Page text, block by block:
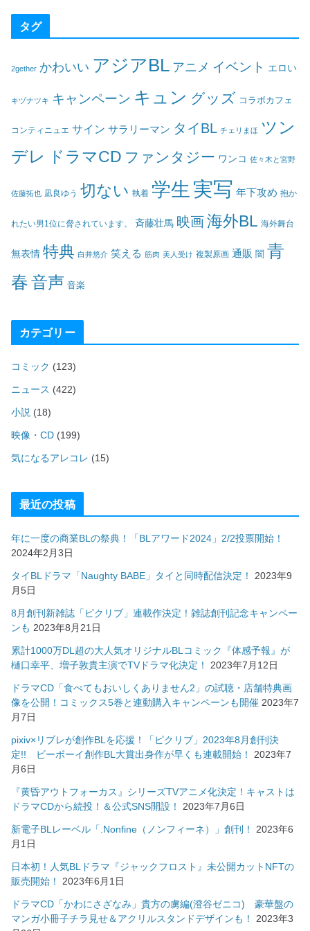
タグ
2gether かわいい アジアBL アニメ イベント エロい
キヅナツキ キャンペーン キュン グッズ コラボカフェ
コンティニュエ サイン サラリーマン タイBL チェリまほ ツン
デレ
ドラマCD ファンタジー ワンコ 佐々木と宮野
佐藤拓也 凪良ゆう 切ない 執着 学生 実写 年下攻め 抱か
れたい男1位に脅されています。 斉藤壮馬 映画海外BL 海外舞台
無表情 特典 白井悠介 笑える 筋肉 美人受け 複製原画 通販 闇 青
春音声 音楽
カテゴリー
コミック (123)
ニュース (422)
小説 (18)
映像・CD (199)
気になるアレコレ (15)
最近の投稿
年に一度の商業BLの祭典！「BLアワード2024」2/2投票開始！
2024年2月3日
タイBLドラマ「Naughty BABE」タイと同時配信決定！
2023年9
月5日
8月創刊新雑誌「ピクリブ」連載作決定！雑誌創刊記念キャンペー
ンも 2023年8月21日
累計1000万DL超の大人気オリジナルBLコミック『体感予報』が
樋口幸平、増子敦貴主演でTVドラマ化決定！
2023年7月12日
ドラマCD「食べてもおいしくありません2」の試聴・店舗特典画
像を公開！コミックス5巻と連動購入キャンペーンも開催 2023年7
月7日
pixiv×リブレが創作BLを応援！「ピクリブ」2023年8月創刊決
定!! ビーボーイ創作BL大賞出身作が早くも連載開始！
2023年7
月6日
『黄昏アウトフォーカス』シリーズTVアニメ化決定！キャストは
ドラマCDから続投！＆公式SNS開設！
2023年7月6日
新電子BLレーベル「.Nonfine（ノンフィーネ）」創刊！
2023年6
月1日
日本初！人気BLドラマ『ジャックフロスト』未公開カットNFTの
販売開始！
2023年6月1日
ドラマCD「かわにさざなみ」貴方の虜編(澄谷ゼニコ) 豪華盤の
マンガ小冊子チラ見せ＆アクリルスタンドデザインも！
2023年3